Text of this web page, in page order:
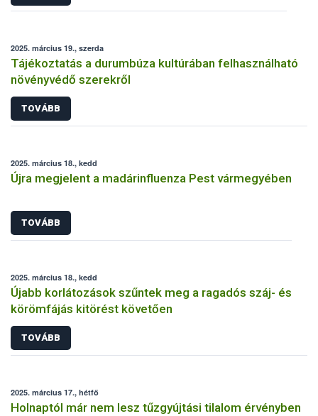
2025. március 19., szerda
Tájékoztatás a durumbúza kultúrában felhasználható
növényvédő szerekről
TOVÁBB
2025. március 18., kedd
Újra megjelent a madárinfluenza Pest vármegyében
TOVÁBB
2025. március 18., kedd
Újabb korlátozások szűntek meg a ragadós száj- és
körömfájás kitörést követően
TOVÁBB
2025. március 17., hétfő
Holnaptól már nem lesz tűzgyújtási tilalom érvényben